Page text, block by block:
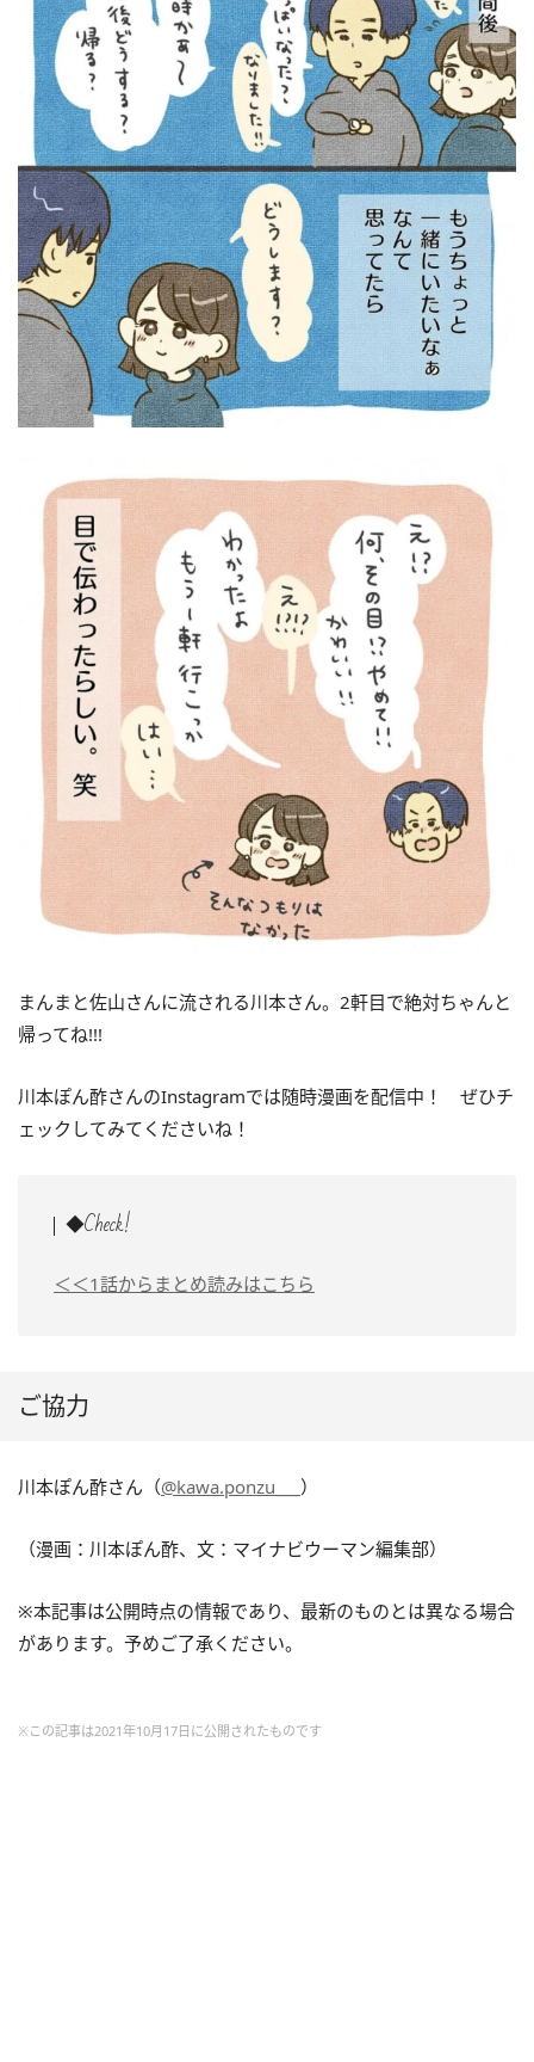
まんまと佐山さんに流される川本さん。2軒目で絶対ちゃんと
帰ってね!!!
川本ぽん酢さんのInstagramでは随時漫画を配信中！ ぜひチ
ェックしてみてくださいね！
◆Check!
＜＜1話からまとめ読みはこちら
ご協力
川本ぽん酢さん（@kawa.ponzu___ ）
（漫画：川本ぽん酢、文：マイナビウーマン編集部）
※本記事は公開時点の情報であり、最新のものとは異なる場合
があります。予めご了承ください。
※この記事は2021年10月17日に公開されたものです